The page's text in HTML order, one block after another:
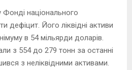
Фонді національного
дефіцит. Його ліквідні активи
в 54 мільярди доларів.
з 554 до 279 тонн за останні
з неліквідними активами.